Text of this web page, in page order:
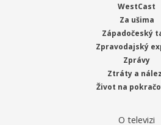
WestCast
Za ušima
Západočeský
Zpravodajský
Zprávy
Ztráty a
Život na
O televizi